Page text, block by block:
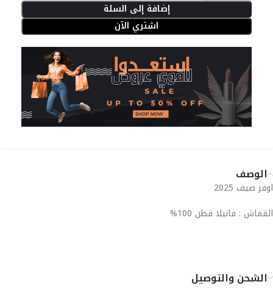
إضافة إلى السلة
اشتري الآن
الوصف
اوفر صيف 2025
القماش : فانيلا قطن 100%
الشحن والتوصيل